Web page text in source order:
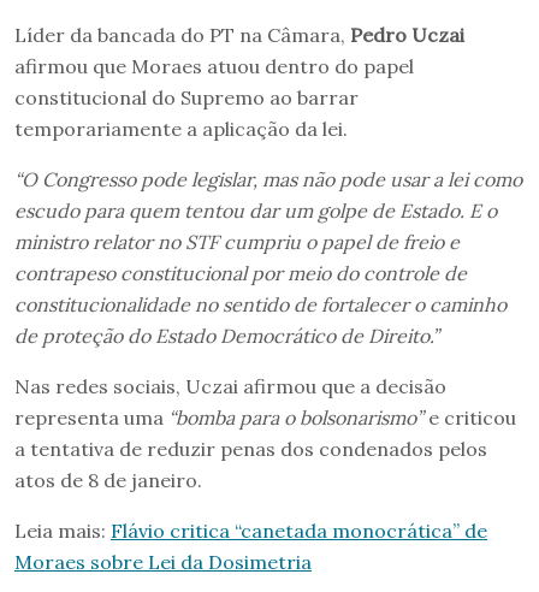
Líder da bancada do PT na Câmara, Pedro Uczai
afirmou que Moraes atuou dentro do papel
constitucional do Supremo ao barrar
temporariamente a aplicação da lei.
“O Congresso pode legislar, mas não pode usar a lei como
escudo para quem tentou dar um golpe de Estado. E o
ministro relator no STF cumpriu o papel de freio e
contrapeso constitucional por meio do controle de
constitucionalidade no sentido de fortalecer o caminho
de proteção do Estado Democrático de Direito.”
Nas redes sociais, Uczai afirmou que a decisão
representa uma “bomba para o bolsonarismo”e criticou
a tentativa de reduzir penas dos condenados pelos
atos de 8 de janeiro.
Leia mais: Flávio critica “canetada monocrática” de
Moraes sobre Lei da Dosimetria